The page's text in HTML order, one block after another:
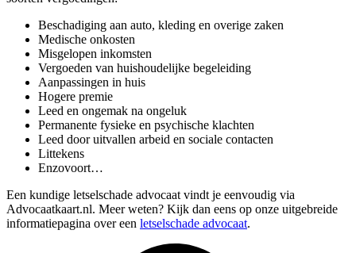
Beschadiging aan auto, kleding en overige zaken
Medische onkosten
Misgelopen inkomsten
Vergoeden van huishoudelijke begeleiding
Aanpassingen in huis
Hogere premie
Leed en ongemak na ongeluk
Permanente fysieke en psychische klachten
Leed door uitvallen arbeid en sociale contacten
Littekens
Enzovoort…
Een kundige letselschade advocaat vindt je eenvoudig via
Advocaatkaart.nl. Meer weten? Kijk dan eens op onze uitgebreide
informatiepagina over een letselschade advocaat.